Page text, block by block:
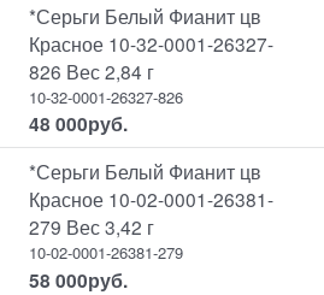
*Серьги Белый Фианит цв
Красное 10-32-0001-26327-
826 Вес 2,84 г
10-32-0001-26327-826
48 000руб.
*Серьги Белый Фианит цв
Красное 10-02-0001-26381-
279 Вес 3,42 г
10-02-0001-26381-279
58 000руб.